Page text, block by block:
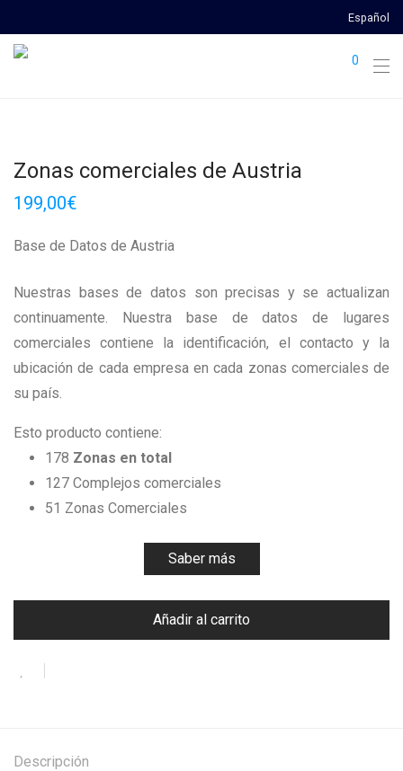
Español
0
Zonas comerciales de Austria
199,00€
Base de Datos de Austria
Nuestras bases de datos son precisas y se actualizan
continuamente. Nuestra base de datos de lugares
comerciales contiene la identificación, el contacto y la
ubicación de cada empresa en cada zonas comerciales de
su país.
Esto producto contiene:
178 Zonas en total
127 Complejos comerciales
51 Zonas Comerciales
Saber más
Añadir al carrito
Descripción